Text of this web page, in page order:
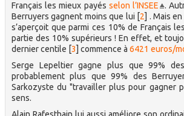
Français les mieux payés selon l’INSEE
.
Berruyers gagnent moins que lui [2] . Mais
s’aperçoit que parmi ces 10% de Français
partie des 10% supérieurs ! En effet, et
dernier centile [3] commence à 6421 euros/
Serge Lepeltier gagne plus que 99%
probablement plus que 99% des
Sarkozyste du "travailler plus pour gagner
sens.